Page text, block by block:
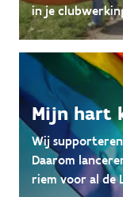
in je
Mijn hart
Wij
Daarom
riem voor al de